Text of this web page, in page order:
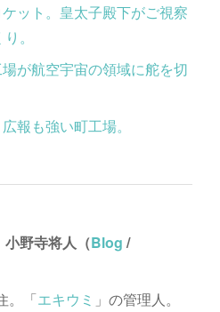
ット。皇太子殿下がご視察
。
が航空宇宙の領域に舵を切
報も強い町工場。
野寺将人（Blog /
。「エキウミ 」の管理人。